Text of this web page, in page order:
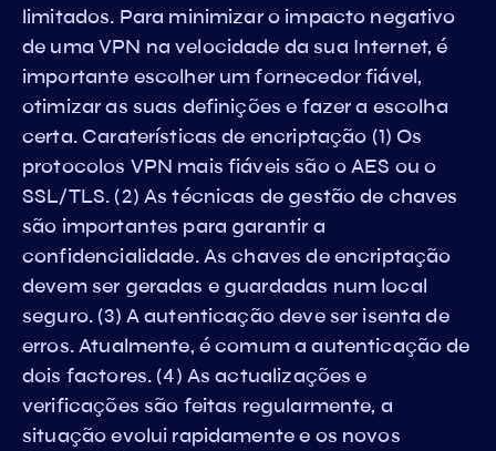
limitados. Para minimizar o impacto negativo
de uma VPN na velocidade da sua Internet, é
importante escolher um fornecedor fiável,
otimizar as suas definições e fazer a escolha
certa. Caraterísticas de encriptação (1) Os
protocolos VPN mais fiáveis são o AES ou o
SSL/TLS. (2) As técnicas de gestão de chaves
são importantes para garantir a
confidencialidade. As chaves de encriptação
devem ser geradas e guardadas num local
seguro. (3) A autenticação deve ser isenta de
erros. Atualmente, é comum a autenticação de
dois factores. (4) As actualizações e
verificações são feitas regularmente, a
situação evolui rapidamente e os novos